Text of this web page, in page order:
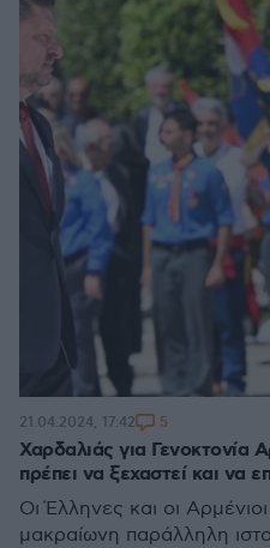
Χαρδαλιάς για Γενοκτονία
πρέπει να ξεχαστεί και να
Οι Έλληνες και οι
μακραίωνη παράλληλη
21.04.2024, 17:42 5